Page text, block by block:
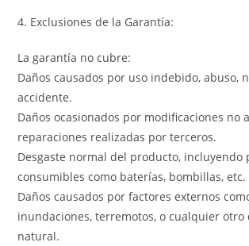
4. Exclusiones de la Garantía:
La garantía no cubre:
Daños causados por uso indebido, abuso,
accidente.
Daños ocasionados por modificaciones no
reparaciones realizadas por terceros.
Desgaste normal del producto, incluyendo
consumibles como baterías, bombillas, etc.
Daños causados por factores externos
inundaciones, terremotos, o cualquier otro
natural.